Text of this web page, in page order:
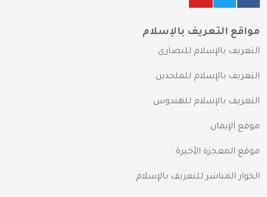
مواقع التعريف بالإسلام
التعريف بالإسلام للنصارى
التعريف بالإسلام للملحدين
التعريف بالإسلام للهندوس
موقع الإيمان
موقع المعجزة الأخيرة
الحوار المباشر للتعريف بالإسلام